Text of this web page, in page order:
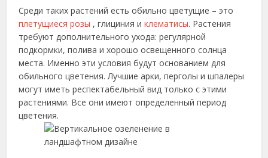
Среди таких растений есть обильно цветущие – это
плетущиеся розы , глициния иклематисы. Растения
требуют дополнительного ухода: регулярной
подкормки, полива и хорошо освещенного солнца
места. Именно эти условия будут основанием для
обильного цветения. Лучшие арки, перголы и шпалеры
могут иметь респектабельный вид только с этими
растениями. Все они имеют определенный период
цветения.